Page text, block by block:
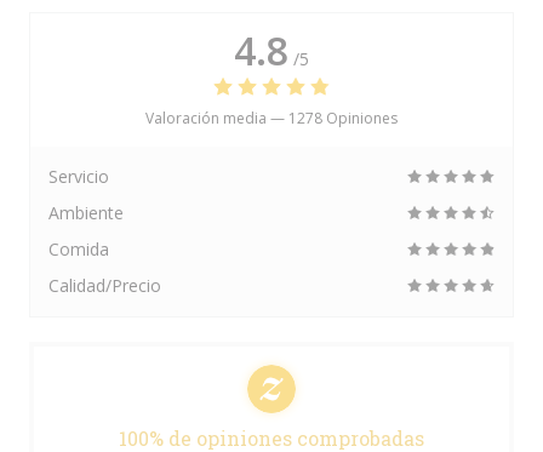
4.8 /5
Valoración media — 1278 Opiniones
Servicio
Ambiente
Comida
Calidad/Precio
100% de opiniones comprobadas